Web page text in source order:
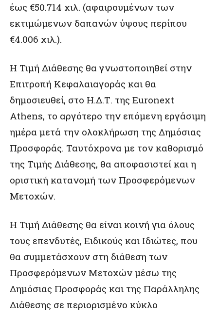
έως €50.714 χιλ. (αφαιρουμένων των
εκτιμώμενων δαπανών ύψους περίπου
€4.006 χιλ.).
Η Τιμή Διάθεσης θα γνωστοποιηθεί στην
Επιτροπή Κεφαλαιαγοράς και θα
δημοσιευθεί, στο Η.Δ.Τ. της Euronext
Athens, το αργότερο την επόμενη εργάσιμη
ημέρα μετά την ολοκλήρωση της Δημόσιας
Προσφοράς. Ταυτόχρονα με τον καθορισμό
της Τιμής Διάθεσης, θα αποφασιστεί και η
οριστική κατανομή των Προσφερόμενων
Μετοχών.
Η Τιμή Διάθεσης θα είναι κοινή για όλους
τους επενδυτές, Ειδικούς και Ιδιώτες, που
θα συμμετάσχουν στη διάθεση των
Προσφερόμενων Μετοχών μέσω της
Δημόσιας Προσφοράς και της Παράλληλης
Διάθεσης σε περιορισμένο κύκλο